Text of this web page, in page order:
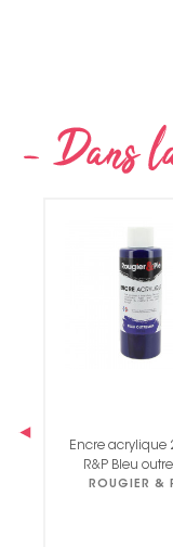
Encre acrylique
R&P Bleu
ROUGIER &
‹